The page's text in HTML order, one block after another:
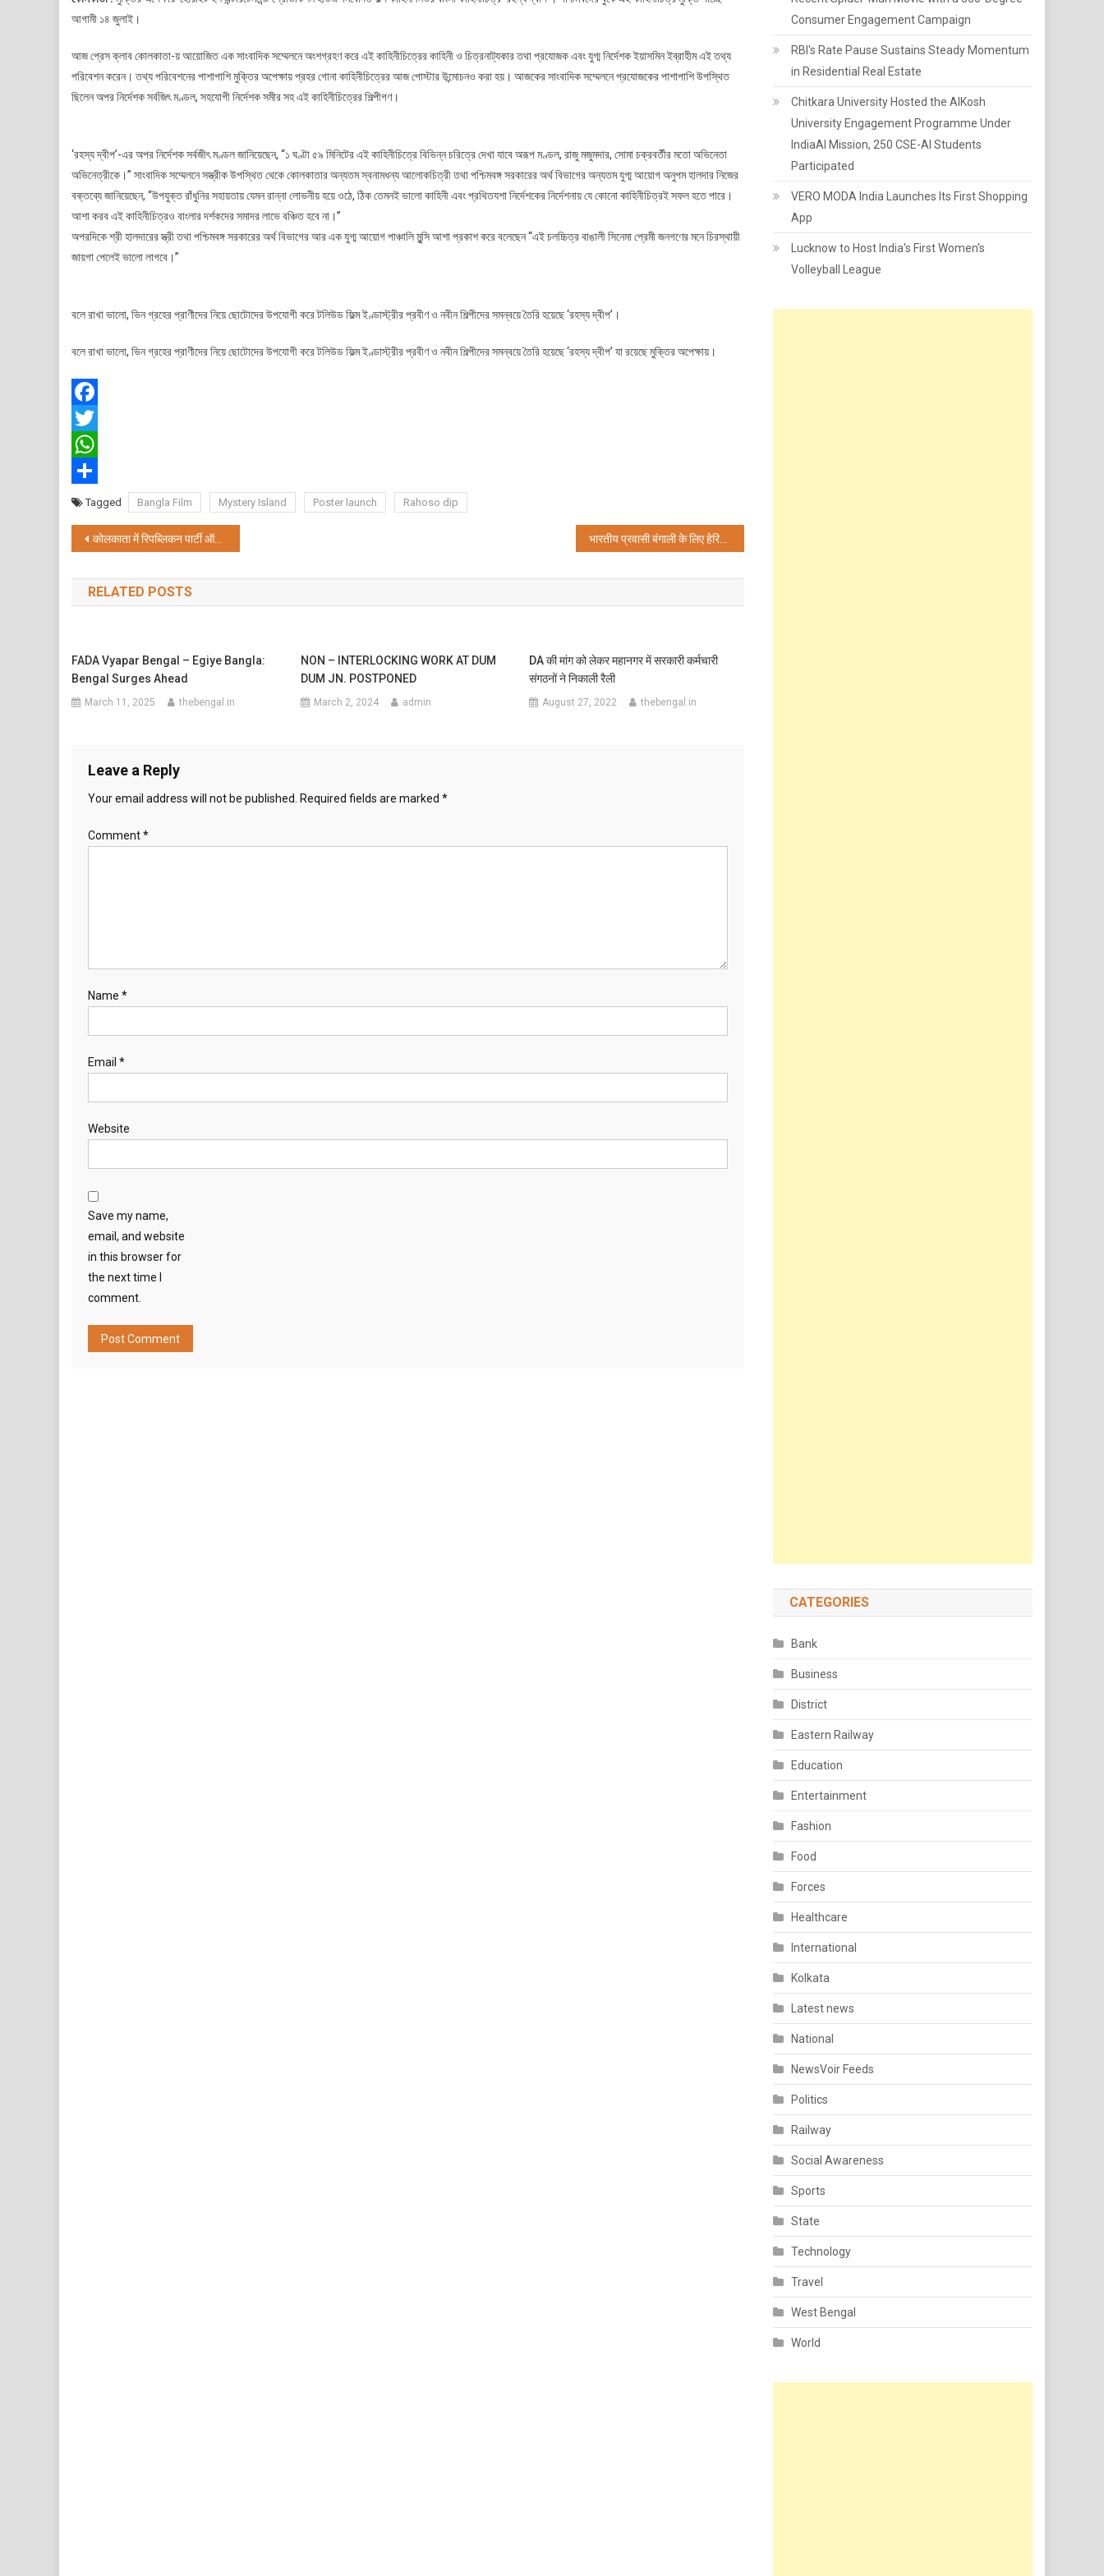
অপেক্ষায়
রহস্য
দ্বীপ
আগামী ১৪ জুলাই।
আজ প্রেস ক্লাব কোলকাতা-য় আয়োজিত এক সাংবাদিক সম্মেলনে অংশগ্রহণ করে এই কাহিনীচিত্রের কাহিনী ও চিত্রনাট্যকার তথা প্রযোজক এবং যুগ্ম নির্দেশক ইয়াসমিন ইব্রাহীম এই তথ্য
পরিবেশন করেন। তথ্য পরিবেশনের পাশাপাশি মুক্তির অপেক্ষায় প্রহর গোনা কাহিনীচিত্রের আজ পোস্টার উন্মোচনও করা হয়। আজকের সাংবাদিক সম্মেলনে প্রযোজকের পাশাপাশি উপস্থিত
ছিলেন অপর নির্দেশক সর্বজিৎ মণ্ডল, সহযোগী নির্দেশক সমীর সহ এই কাহিনীচিত্রের শিল্পীগণ।
‘রহস্য দ্বীপ’-এর অপর নির্দেশক সর্বজীৎ মণ্ডল জানিয়েছেন, “১ ঘণ্টা ৫৯ মিনিটের এই কাহিনীচিত্রে বিভিন্ন চরিত্রে দেখা যাবে অরূপ মণ্ডল, রাজু মজুমদার, সোমা চক্রবর্তীর মতো অভিনেতা
অভিনেত্রীকে।” সাংবাদিক সম্মেলনে সস্ত্রীক উপস্থিত থেকে কোলকাতার অন্যতম স্বনামধন্য আলোকচিত্রী তথা পশ্চিমবঙ্গ সরকারের অর্থ বিভাগের অন্যতম যুগ্ম আয়োগ অনুপম হালদার নিজের
বক্তব্যে জানিয়েছেন, “উপযুক্ত রাঁধুনির সহায়তায় যেমন রান্না লোভনীয় হয়ে ওঠে, ঠিক তেমনই ভালো কাহিনী এবং প্রথিতযশা নির্দেশকের নির্দেশনায় যে কোনো কাহিনীচিত্রই সফল হতে পারে।
আশা করব এই কাহিনীচিত্রও বাংলার দর্শকদের সমাদর লাভে বঞ্চিত হবে না।”
অপরদিকে শ্রী হালদারের স্ত্রী তথা পশ্চিমবঙ্গ সরকারের অর্থ বিভাগের আর এক যুগ্ম আয়োগ পাঞ্চালি মুন্সি আশা প্রকাশ করে বলেছেন “এই চলচ্চিত্র বাঙালী সিনেমা প্রেমী জনগণের মনে চিরস্থায়ী
জায়গা পেলেই ভালো লাগবে।”
বলে রাখা ভালো, ভিন গ্রহের প্রাণীদের নিয়ে ছোটোদের উপযোগী করে টলিউড ফিল্ম ইণ্ডাস্ট্রীর প্রবীণ ও নবীন শিল্পীদের সমন্বয়ে তৈরি হয়েছে ‘রহস্য দ্বীপ’।
বলে রাখা ভালো, ভিন গ্রহের প্রাণীদের নিয়ে ছোটোদের উপযোগী করে টলিউড ফিল্ম ইণ্ডাস্ট্রীর প্রবীণ ও নবীন শিল্পীদের সমন্বয়ে তৈরি হয়েছে ‘রহস্য দ্বীপ’ যা রয়েছে মুক্তির অপেক্ষায়।
Facebook
Twitter
WhatsApp
ShareTagged Bangla Film Mystery Island Poster launch Rahoso dip
Post
navigation
कोलकाता में रिपब्लिकन पार्टी ऑफ इंडिया के त्रिपुरा अध्यक्ष भारतीय प्रवासी बंगाली के लिए हेरिटेज बंगाल ग्लोबल की ओर से फुटबॉल टूर्नामेंट ‘आईएफए शील्ड यू.के. 2023’ का भव्य आयोजन
RELATED POSTS
FADA Vyapar Bengal – Egiye Bangla:
Bengal Surges Ahead
March 11, 2025 thebengal.in
NON – INTERLOCKING WORK AT DUM
DUM JN. POSTPONED
March 2, 2024 admin
DA की मांग को लेकर महानगर में सरकारी कर्मचारी
संगठनों ने निकाली रैली
August 27, 2022 thebengal.in
Leave a Reply
Your email address will not be published. Required fields are marked *
Comment*
Name *
Email *
Website
Save my name,
email, and website
in this browser for
the next time I
comment.
Consumer Engagement Campaign
RBI's Rate Pause Sustains Steady Momentum
in Residential Real Estate
Chitkara University Hosted the AIKosh
University Engagement Programme Under
IndiaAI Mission, 250 CSE-AI Students
Participated
VERO MODA India Launches Its First Shopping
App
Lucknow to Host India's First Women's
Volleyball League
CATEGORIES
Bank
Business
District
Eastern Railway
Education
Entertainment
Fashion
Food
Forces
Healthcare
International
Kolkata
Latest news
National
NewsVoir Feeds
Politics
Railway
Social Awareness
Sports
State
Technology
Travel
West Bengal
World